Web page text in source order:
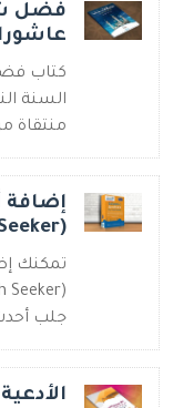
فضل
كتاب
السنة
منتقاة
إضافة
(Islamic Content For Truth Seeker)
تمكنك
جلب